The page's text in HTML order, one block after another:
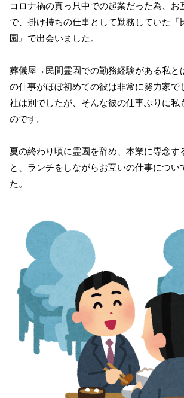
コロナ禍の真っ只中での起業だった為、お
で、掛け持ちの仕事として勤務していた『
園』で出会いました。
葬儀屋→民間霊園での勤務経験がある私と
の仕事がほぼ初めての彼は非常に努力家で
社は別でしたが、そんな彼の仕事ぶりに私
のです。
夏の終わり頃に霊園を辞め、本業に専念す
と、ランチをしながらお互いの仕事につい
た。